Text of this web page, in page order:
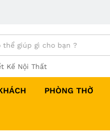
Kế Nội Thất
PHÒNG THỜ